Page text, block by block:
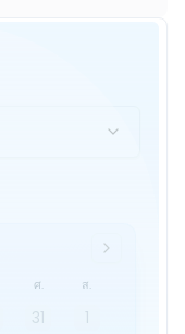
ศ. ส.
31
1